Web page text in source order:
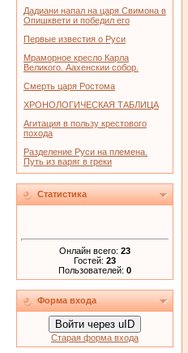
Дадиани напал на царя Свимона в
Опишквети и победил его
Первые известия о Руси
Мраморное кресло Карла
Великого. Аахенскии собор.
Смерть царя Ростома
ХРОНОЛОГИЧЕСКАЯ ТАБЛИЦА
Агитация в пользу крестового
похода
Разделение Руси на племена.
Путь из варяг в греки
Статистика
Онлайн всего: 23
Гостей: 23
Пользователей: 0
Форма входа
Войти через uID
Старая форма входа